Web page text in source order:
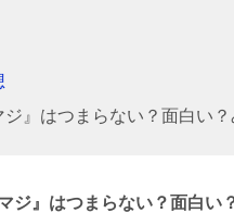
ジ』はつまらない？面白い
ジ』はつまらない？面白い